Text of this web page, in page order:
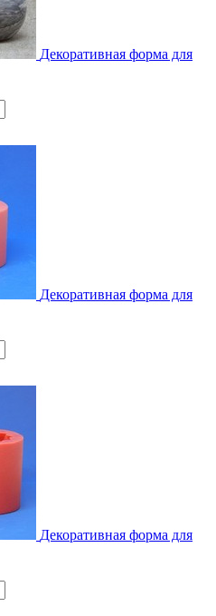
Декоративная форма для
Декоративная форма для
Декоративная форма для